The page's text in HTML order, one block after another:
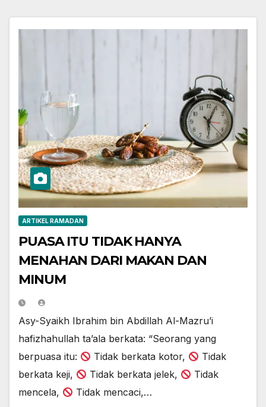
ARTIKEL RAMADAN
PUASA ITU TIDAK HANYA
MENAHAN DARI MAKAN DAN
MINUM
Asy-Syaikh Ibrahim bin Abdillah Al-Mazru’i
hafizhahullah ta’ala berkata: “Seorang yang
berpuasa itu:
Tidak berkata kotor,
Tidak
berkata keji,
Tidak berkata jelek,
Tidak
mencela,
Tidak mencaci,…